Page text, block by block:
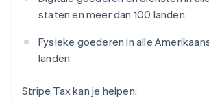
staten en meer dan 100 landen
Fysieke goederen in alle
landen
Stripe Tax kan je helpen: